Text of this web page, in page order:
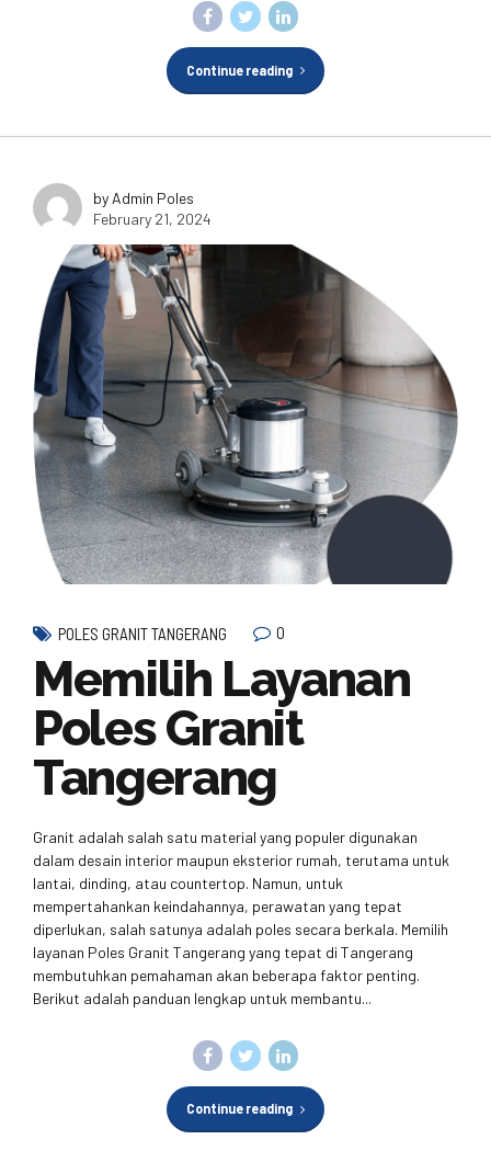
Continue reading
by Admin Poles
February 21, 2024
POLES GRANIT TANGERANG 0
Memilih Layanan
Poles Granit
Tangerang
Granit adalah salah satu material yang populer digunakan
dalam desain interior maupun eksterior rumah, terutama untuk
lantai, dinding, atau countertop. Namun, untuk
mempertahankan keindahannya, perawatan yang tepat
diperlukan, salah satunya adalah poles secara berkala. Memilih
layanan Poles Granit Tangerang yang tepat di Tangerang
membutuhkan pemahaman akan beberapa faktor penting.
Berikut adalah panduan lengkap untuk membantu...
Continue reading